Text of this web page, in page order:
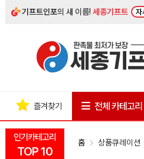
기프트인포의 새 이름!세종기프트 자
인기카테고리
TOP 10
즐겨찾기 전체 카테고리
홈 상품큐레이션